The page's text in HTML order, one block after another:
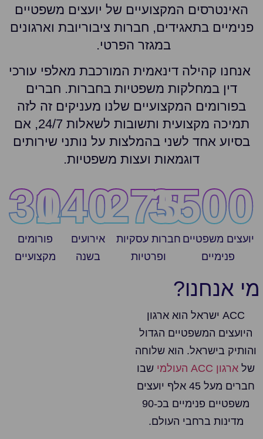
האינטרסים המקצועיים של יועצים משפטיים
פנימיים בתאגידים, חברות ציבוריובת וארגונים
במגזר הפרטי.
אנחנו קהילה דינאמית המורכבת מאלפי עורכי
דין במחלקות משפטיות בחברות. חברים
בפורומים המקצועיים שלנו מעניקים זה לזה
תמיכה מקצועית ותשובות לשאלות 24/7, אם
בסיוע אחד לשני בהמלצות על נותני שירותים
דוגמאות ועצות משפטיות.
3500
יועצים משפטיים
פנימיים
275
חברות עסקיות
ופרטיות
140
אירועים
בשנה
30
פורומים
מקצועיים
מי אנחנו?
ACC ישראל הוא ארגון
היועצים המשפטיים הגדול
והותיק בישראל. הוא שלוחה
של ארגון ACC העולמי
שבו
חברים מעל 45 אלף יועצים
משפטיים פנימיים בכ-90
מדינות ברחבי העולם.